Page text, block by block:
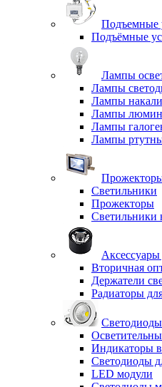
Подъемные
Подъёмные
Лампы
Лампы
Лампы
Лампы
Лампы
Лампы
Светильники
Прожекторы
Светильники
Аксессуары
Вторичная
Держатели
Радиаторы
Индикаторы в
Светодиоды
LED модули